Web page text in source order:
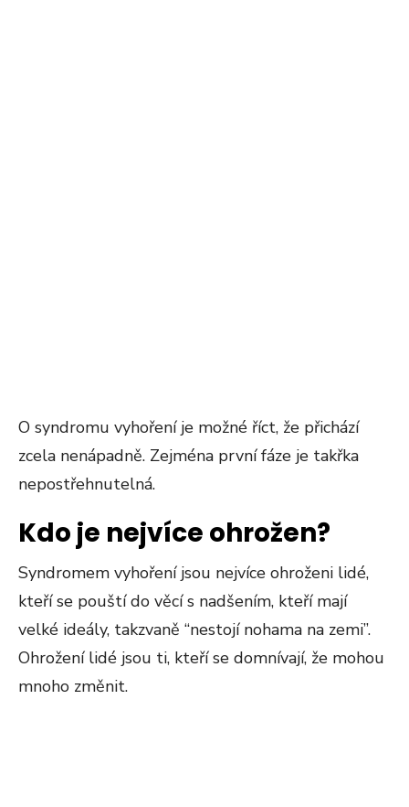
O syndromu vyhoření je možné říct, že přichází
zcela nenápadně. Zejména první fáze je takřka
nepostřehnutelná.
Kdo je nejvíce ohrožen?
Syndromem vyhoření jsou nejvíce ohroženi lidé,
kteří se pouští do věcí s nadšením, kteří mají
velké ideály, takzvaně “nestojí nohama na zemi”.
Ohrožení lidé jsou ti, kteří se domnívají, že mohou
mnoho změnit.